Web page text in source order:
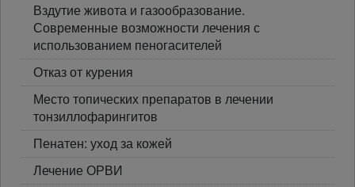
Вздутие живота и газообразование.
Современные возможности лечения с
использованием пеногасителей
Отказ от курения
Место топических препаратов в лечении
тонзиллофарингитов
Пенатен: уход за кожей
Лечение ОРВИ